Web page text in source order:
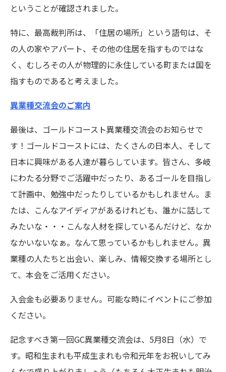
ということが確認されました。
特に、最高裁判所は、「住居の場所」という語句は、そ
の人の家やアパート、その他の住居を指すものではな
く、むしろその人が物理的に永住している町または国を
指すものであると考えました。
異業種交流会のご案内
最後は、ゴールドコースト異業種交流会のお知らせで
す！ゴールドコーストには、たくさんの日本人、そして
日本に興味がある人達が暮らしています。皆さん、多岐
にわたる分野でご活躍中だったり、あるゴールを目指し
て計画中、勉強中だったりしているかもしれません。ま
たは、こんなアイディアがあるけれども、誰かに話して
みたいな・・・こんな人材を探しているんだけど、なか
なかいないなぁ。なんて思っているかもしれません。異
業種の人たちと出会い、楽しみ、情報交換する場所とし
て、本会をご活用ください。
入会金も必要ありません。可能な時にイベントにご参加
ください。
記念すべき第一回GC異業種交流会は、5月8日（水）で
す。昭和生まれも平成生まれも令和元年をお祝いしてみ